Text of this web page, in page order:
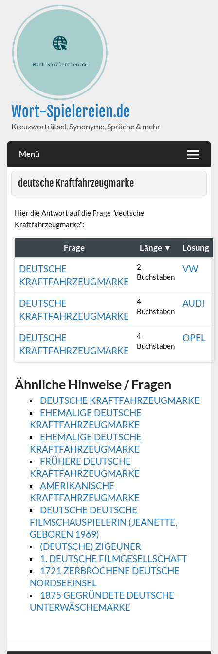
Wort-Spielereien.de
Kreuzworträtsel, Synonyme, Sprüche & mehr
Menü
deutsche Kraftfahrzeugmarke
Hier die Antwort auf die Frage "deutsche
Kraftfahrzeugmarke":
Frage Länge ▼ Lösung
DEUTSCHE
KRAFTFAHRZEUGMARKE
2
Buchstaben
VW
DEUTSCHE
KRAFTFAHRZEUGMARKE
4
Buchstaben
AUDI
DEUTSCHE
KRAFTFAHRZEUGMARKE
4
Buchstaben
OPEL
Ähnliche Hinweise / Fragen
DEUTSCHE KRAFTFAHRZEUGMARKE
EHEMALIGE DEUTSCHE
KRAFTFAHRZEUGMARKE
EHEMALIGE DEUTSCHE
KRAFTFAHRZEUGMARKE
FRÜHERE DEUTSCHE
KRAFTFAHRZEUGMARKE
AMERIKANISCHE
KRAFTFAHRZEUGMARKE
DEUTSCHE DEUTSCHE
FILMSCHAUSPIELERIN (JEANETTE,
GEBOREN 1969)
(DEUTSCHE) ZIGEUNER
1. DEUTSCHE FILMGESELLSCHAFT
1721 ZERBROCHENE DEUTSCHE
NORDSEEINSEL
1875 GEGRÜNDETE DEUTSCHE
UNTERWÄSCHEMARKE